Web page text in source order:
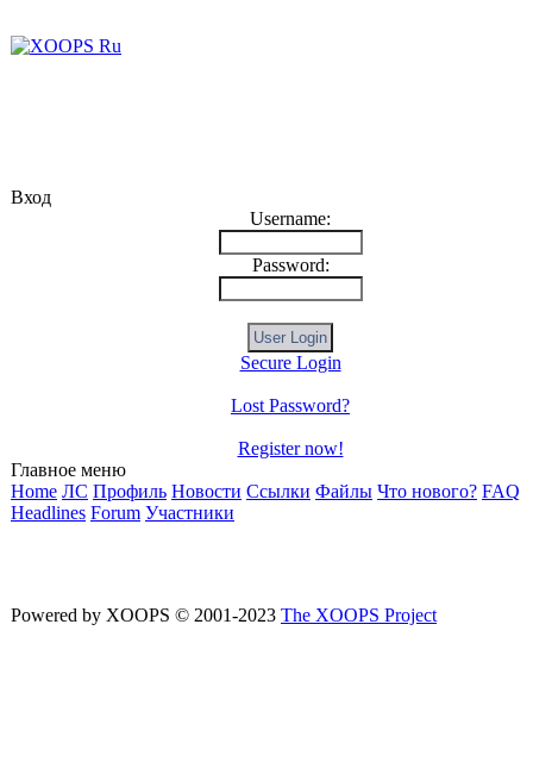
Вход
Username:
Password:
Secure Login
Lost Password?
Register now!
Главное меню
Home ЛС Профиль Новости Ссылки Файлы Что нового? FAQ
Headlines Forum Участники
Powered by XOOPS © 2001-2023 The XOOPS Project